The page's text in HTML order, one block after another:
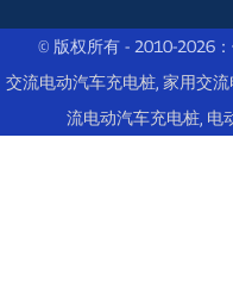
© 版权所有 - 2010-2026：
交流电动汽车充电桩 家用交
流电动汽车充电桩, 电